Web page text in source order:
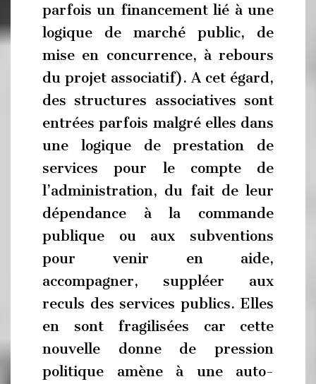
parfois un financement lié à une
logique de marché public, de
mise en concurrence, à rebours
du projet associatif). A cet égard,
des structures associatives sont
entrées parfois malgré elles dans
une logique de prestation de
services pour le compte de
l’administration, du fait de leur
dépendance à la commande
publique ou aux subventions
pour venir en aide,
accompagner, suppléer aux
reculs des services publics. Elles
en sont fragilisées car cette
nouvelle donne de pression
politique amène à une auto-